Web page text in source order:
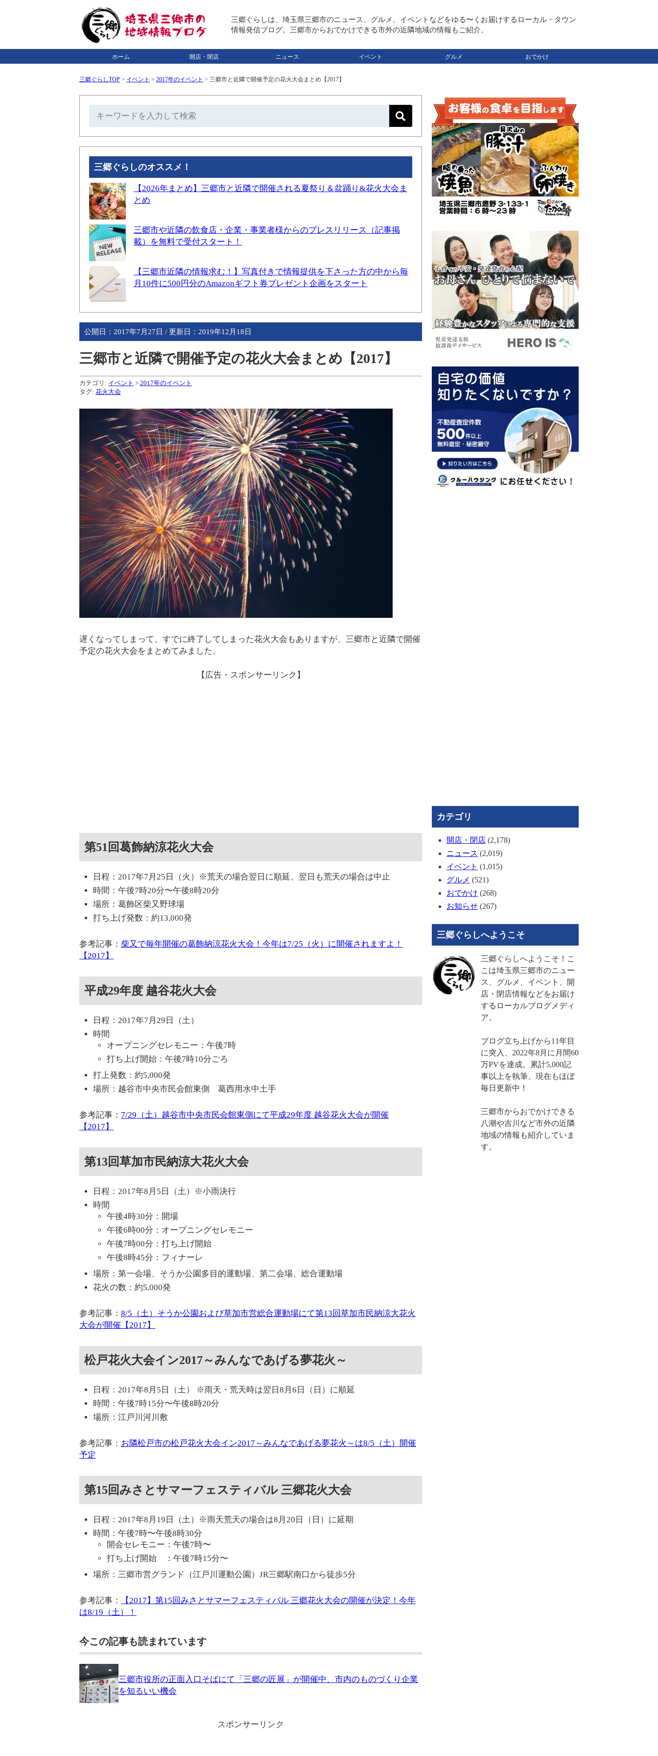
三郷ぐらしは、埼玉県三郷市のニュース、グルメ、イベントなどをゆる〜くお届けするローカル・タウン
情報発信ブログ。三郷市からおでかけできる市外の近隣地域の情報もご紹介。
ホーム 開店・閉店 ニュース イベント グルメ おでかけ
三郷ぐらしTOP > イベント > 2017年のイベント > 三郷市と近隣で開催予定の花火大会まとめ【2017】
三郷ぐらしのオススメ！
【2026年まとめ】三郷市と近隣で開催される夏祭り＆盆踊り&花火大会ま
とめ
三郷市や近隣の飲食店・企業・事業者様からのプレスリリース（記事掲
載）を無料で受付スタート！
【三郷市近隣の情報求む！】写真付きで情報提供を下さった方の中から毎
月10件に500円分のAmazonギフト券プレゼント企画をスタート
公開日： 2017年7月27日 / 更新日： 2019年12月18日
三郷市と近隣で開催予定の花火大会まとめ【2017】
カテゴリ: イベント > 2017年のイベント
タグ: 花火大会
遅くなってしまって、すでに終了してしまった花火大会もありますが、三郷市と近隣で開催
予定の花火大会をまとめてみました。
【広告・スポンサーリンク】
第51回葛飾納涼花火大会
日程：2017年7月25日（火）※荒天の場合翌日に順延、翌日も荒天の場合は中止
時間：午後7時20分〜午後8時20分
場所：葛飾区柴又野球場
打ち上げ発数：約13,000発
参考記事： 柴又で毎年開催の葛飾納涼花火大会！今年は7/25（火）に開催されますよ！
【2017】
平成29年度 越谷花火大会
日程：2017年7月29日（土）
時間
オープニングセレモニー：午後7時
打ち上げ開始：午後7時10分ごろ
打上発数：約5,000発
場所：越谷市中央市民会館東側 葛西用水中土手
参考記事： 7/29（土）越谷市中央市民会館東側にて平成29年度 越谷花火大会が開催
【2017】
第13回草加市民納涼大花火大会
日程：2017年8月5日（土）※小雨決行
時間
午後4時30分：開場
午後6時00分：オープニングセレモニー
午後7時00分：打ち上げ開始
午後8時45分：フィナーレ
場所：第一会場、そうか公園多目的運動場、第二会場、総合運動場
花火の数：約5,000発
参考記事： 8/5（土）そうか公園および草加市営総合運動場にて第13回草加市民納涼大花火
大会が開催【2017】
松戸花火大会イン2017～みんなであげる夢花火～
日程：2017年8月5日（土） ※雨天・荒天時は翌日8月6日（日）に順延
時間：午後7時15分〜午後8時20分
場所：江戸川河川敷
参考記事： お隣松戸市の松戸花火大会イン2017～みんなであげる夢花火～は8/5（土）開催
予定
第15回みさとサマーフェスティバル 三郷花火大会
日程：2017年8月19日（土）※雨天荒天の場合は8月20日（日）に延期
時間：午後7時〜午後8時30分
開会セレモニー：午後7時〜
打ち上げ開始 ：午後7時15分〜
場所：三郷市営グランド（江戸川運動公園）JR三郷駅南口から徒歩5分
参考記事：
【2017】第15回みさとサマーフェスティバル 三郷花火大会の開催が決定！今年
は8/19（土）！
今この記事も読まれています
三郷市役所の正面入口そばにて「三郷の匠展」が開催中、市内のものづくり企業
を知るいい機会
スポンサーリンク
カテゴリ
開店・閉店 (2,178)
ニュース (2,019)
イベント (1,015)
グルメ (521)
おでかけ (268)
お知らせ (267)
三郷ぐらしへようこそ
三郷ぐらしへようこそ！こ
こは埼玉県三郷市のニュー
ス、グルメ、イベント、開
店・閉店情報などをお届け
するローカルブログメディ
ア。
ブログ立ち上げから11年目
に突入、2022年8月に月間60
万PVを達成。累計5,000記
事以上を執筆、現在もほぼ
毎日更新中！
三郷市からおでかけできる
八潮や吉川など市外の近隣
地域の情報も紹介していま
す。